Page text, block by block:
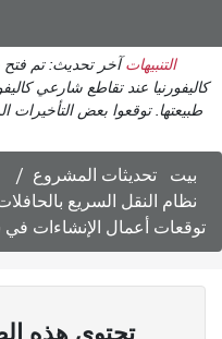
التنبيهات آخر تحديث: تم فتح
كاليفورنيا عند تقاطع شارعي
طبيعتها. توقعوا بعض التأخيرات
بيت
تحديثات المشروع
نظام النقل السريع
توقعات أعمال الإنشاءات في شارع فان
تحتوي هذه